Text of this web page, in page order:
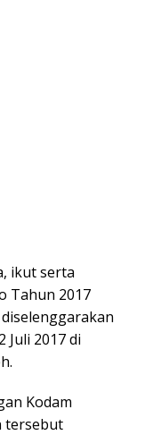
ikut serta
Tahun 2017
Juli 2017 di
Kodam
tersebut